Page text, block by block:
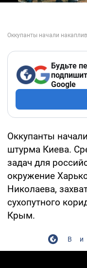
Будьте
Google
Оккупанты
штурма Киева.
задач для
окружение
Николаева,
сухопутного
Крым.